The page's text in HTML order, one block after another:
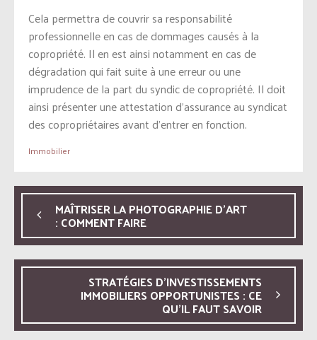
Cela permettra de couvrir sa responsabilité
professionnelle en cas de dommages causés à la
copropriété. Il en est ainsi notamment en cas de
dégradation qui fait suite à une erreur ou une
imprudence de la part du syndic de copropriété. Il doit
ainsi présenter une attestation d’assurance au syndicat
des copropriétaires avant d’entrer en fonction.
Immobilier
MAÎTRISER LA PHOTOGRAPHIE D’ART
: COMMENT FAIRE
STRATÉGIES D’INVESTISSEMENTS
IMMOBILIERS OPPORTUNISTES : CE
QU’IL FAUT SAVOIR